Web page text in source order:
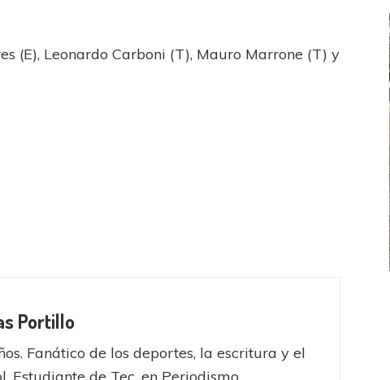
(E), Leonardo Carboni (T), Mauro Marrone (T) y
Portillo
Fanático de los deportes, la escritura y el
DE LA COSTA
ante su gente